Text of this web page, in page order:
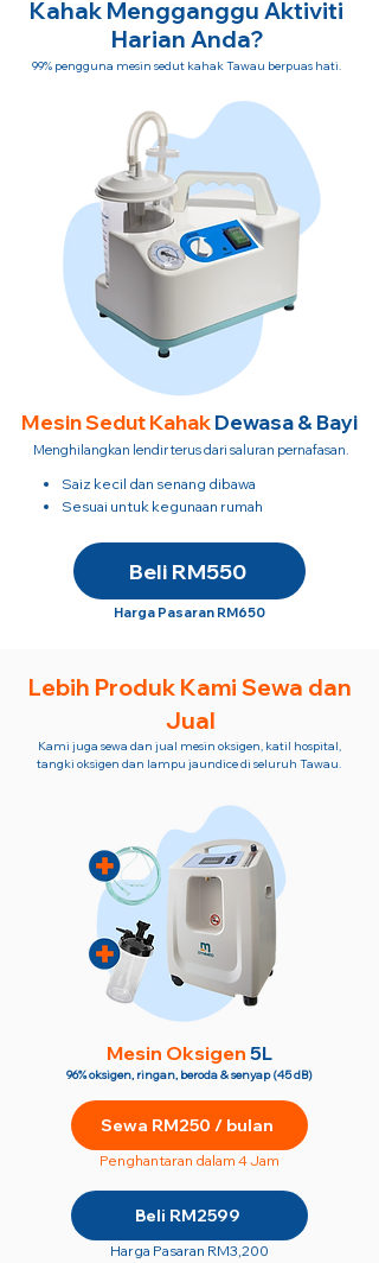
Kahak Mengganggu Aktiviti
Harian Anda?
99% pengguna mesin sedut kahak Tawau berpuas hati.
Mesin SedutKahakDewasa & Bayi
Menghilangkan lendir terus dari saluran pernafasan.
Saiz kecil dan senang dibawa
Sesuai untuk kegunaan rumah
Beli RM550
Harga Pasaran RM650
Lebih Produk Kami Sewa dan
Jual
Kami juga sewa dan jual mesin oksigen, katil hospital,
tangki oksigen dan lampu jaundice di seluruh Tawau.
Mesin Oksigen 5L
96% oksigen, ringan, beroda & senyap (45 dB)
Sewa RM250 / bulan
Penghantaran dalam 4 Jam
Beli RM2599
Harga Pasaran RM3,200